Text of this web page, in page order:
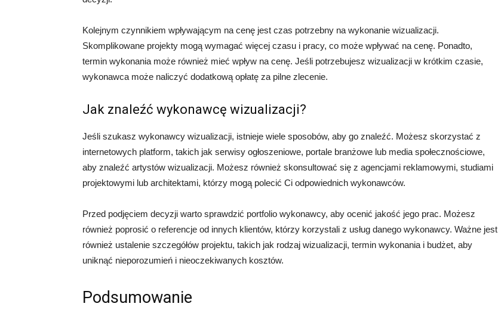
Kolejnym czynnikiem wpływającym na cenę jest czas potrzebny na wykonanie wizualizacji.
Skomplikowane projekty mogą wymagać więcej czasu i pracy, co może wpływać na cenę. Ponadto,
termin wykonania może również mieć wpływ na cenę. Jeśli potrzebujesz wizualizacji w krótkim czasie,
wykonawca może naliczyć dodatkową opłatę za pilne zlecenie.
Jak znaleźć wykonawcę wizualizacji?
Jeśli szukasz wykonawcy wizualizacji, istnieje wiele sposobów, aby go znaleźć. Możesz skorzystać z
internetowych platform, takich jak serwisy ogłoszeniowe, portale branżowe lub media społecznościowe,
aby znaleźć artystów wizualizacji. Możesz również skonsultować się z agencjami reklamowymi, studiami
projektowymi lub architektami, którzy mogą polecić Ci odpowiednich wykonawców.
Przed podjęciem decyzji warto sprawdzić portfolio wykonawcy, aby ocenić jakość jego prac. Możesz
również poprosić o referencje od innych klientów, którzy korzystali z usług danego wykonawcy. Ważne jest
również ustalenie szczegółów projektu, takich jak rodzaj wizualizacji, termin wykonania i budżet, aby
uniknąć nieporozumień i nieoczekiwanych kosztów.
Podsumowanie